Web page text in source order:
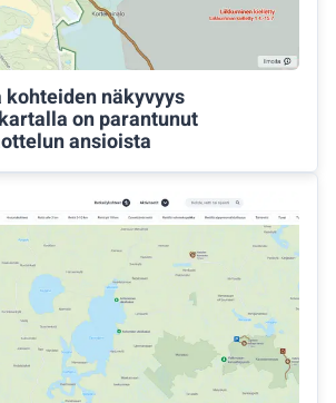
näkyvyys
on parantunut
ansioista